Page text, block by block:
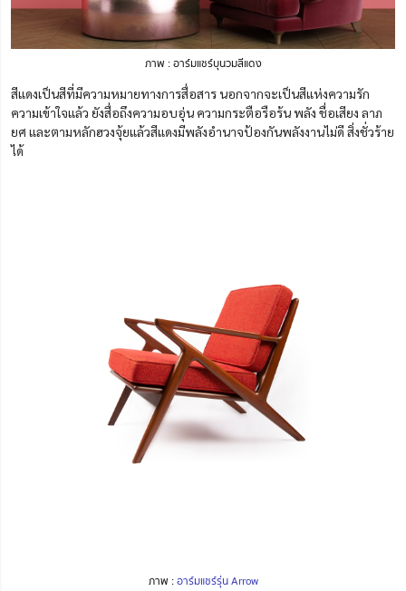
ภาพ : อาร์มแชร์บุนวมสีแดง
สีแดงเป็นสีที่มีความหมายทางการสื่อสารนอกจากจะเป็นสีแห่งความรัก
ความเข้าใจแล้ว ยังสื่อถึงความอบอุ่น ความกระตือรือร้น พลัง ชื่อเสียง ลาภ
ยศ และตามหลักฮวงจุ้ยแล้วสีแดงมีพลังอำนาจป้องกันพลังงานไม่ดี สิ่งชั่วร้าย
ได้
ภาพ :อาร์มแชร์รุ่น Arrow